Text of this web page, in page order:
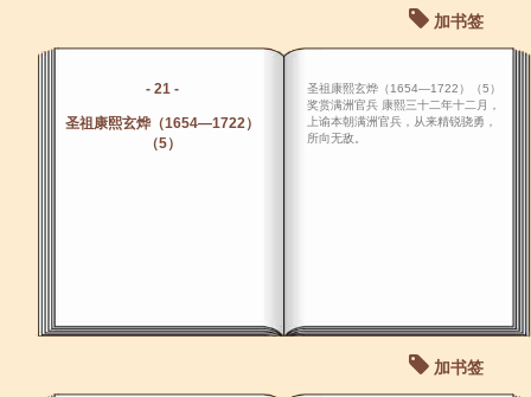
加书签
- 21 -
圣祖康熙玄烨（1654―1722）
（5）
圣祖康熙玄烨（1654―1722）（5）
奖赏满洲官兵 康熙三十二年十二月，
上谕本朝满洲官兵，从来精锐骁勇，
所向无敌。
加书签